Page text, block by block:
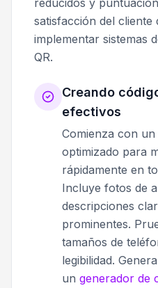
satisfacción del cliente
implementar sistemas
QR.
Creando
efectivos
Comienza con
optimizado para
rápidamente en
Incluye fotos de
descripciones
prominentes.
tamaños de
legibilidad.
un generador de